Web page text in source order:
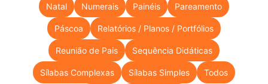
Natal Numerais Painéis Pareamento
Páscoa Relatórios / Planos / Portfólios
Reunião de Pais Sequência Didáticas
Sílabas Complexas Sílabas Simples Todos